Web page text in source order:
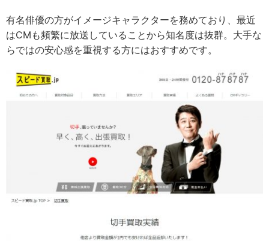
有名俳優の方がイメージキャラクターを務めており、最近
はCMも頻繁に放送していることから知名度は抜群。大手な
らではの安心感を重視する方にはおすすめです。